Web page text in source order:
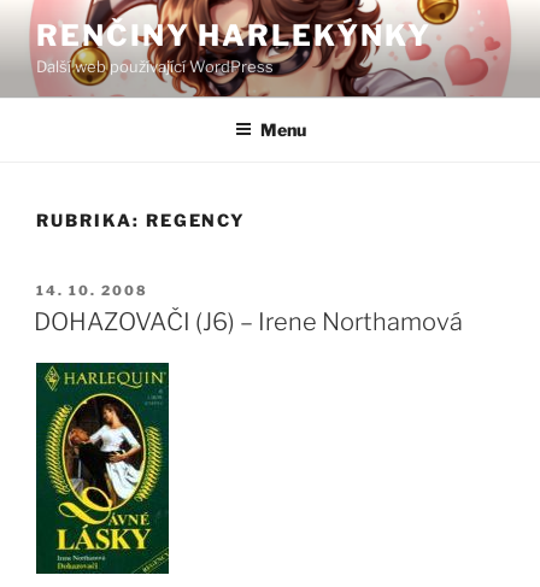
Přejít
obsahu
webu
RENČINY HARLEKÝNKY
Další web používající WordPress
Menu
RUBRIKA: REGENCY
PUBLIKOVÁNO
14. 10. 2008
DOHAZOVAČI (J6) – Irene Northamová